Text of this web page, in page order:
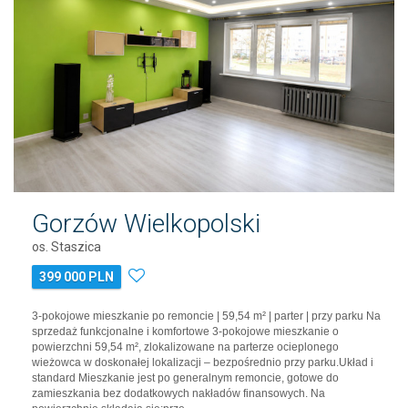
Gorzów Wielkopolski
os. Staszica
399 000 PLN
3-pokojowe mieszkanie po remoncie | 59,54 m² | parter | przy parku Na
sprzedaż funkcjonalne i komfortowe 3-pokojowe mieszkanie o
powierzchni 59,54 m², zlokalizowane na parterze ocieplonego
wieżowca w doskonałej lokalizacji – bezpośrednio przy parku.Układ i
standard Mieszkanie jest po generalnym remoncie, gotowe do
zamieszkania bez dodatkowych nakładów finansowych. Na